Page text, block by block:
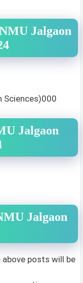
Jalgaon
Sciences)000
Jalgaon
Jalgaon
posts will be